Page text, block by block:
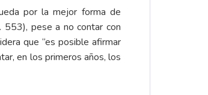
por la mejor forma de
553), pese a no contar con
que “es posible afirmar
en los primeros años, los